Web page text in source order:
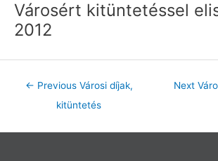
Városért kitüntetéssel
2012
← Previous Városi díjak,
kitüntetés
Next